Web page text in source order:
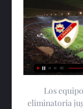
Los
eliminatoria